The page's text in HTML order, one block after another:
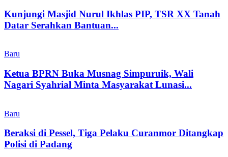
Kunjungi Masjid Nurul Ikhlas PIP, TSR XX Tanah
Datar Serahkan Bantuan...
Baru
Ketua BPRN Buka Musnag Simpuruik, Wali
Nagari Syahrial Minta Masyarakat Lunasi...
Baru
Beraksi di Pessel, Tiga Pelaku Curanmor Ditangkap
Polisi di Padang